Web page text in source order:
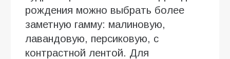
рождения можно выбрать более
заметную гамму: малиновую,
лавандовую, персиковую, с
контрастной лентой. Для